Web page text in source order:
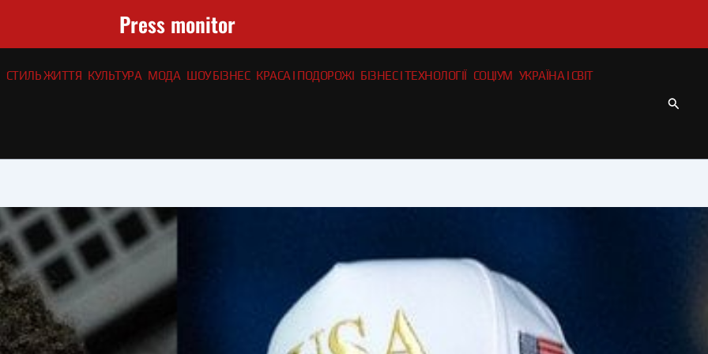
Press monitor
СТИЛЬ ЖИТТЯ КУЛЬТУРА МОДА ШОУ БІЗНЕС КРАСА І ПОДОРОЖІ БІЗНЕС І ТЕХНОЛОГІЇ СОЦІУМ УКРАЇНА І СВІТ